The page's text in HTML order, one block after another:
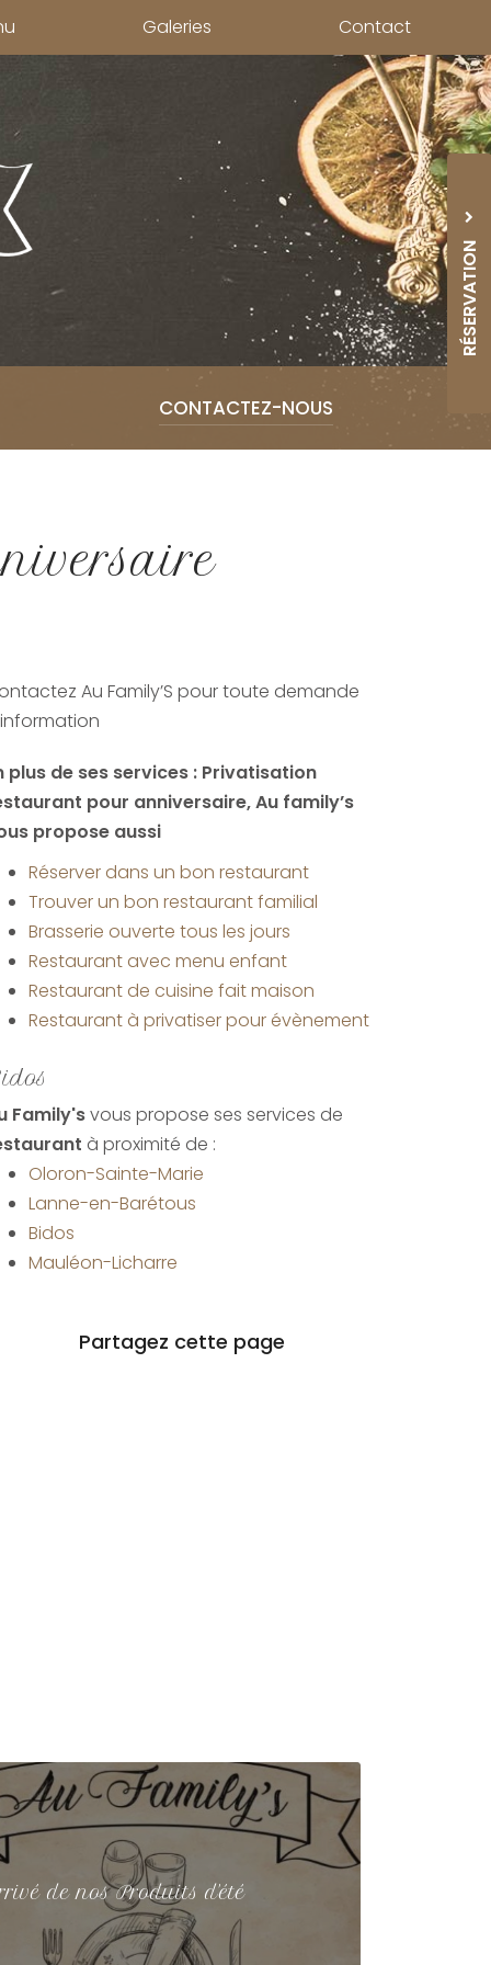
Galeries Contact
CONTACTEZ-NOUS
Au Family’S pour toute demande
plus de ses services : Privatisation
pour anniversaire, Au family’s
propose aussi
Réserver dans un bon restaurant
Trouver un bon restaurant familial
Brasserie ouverte tous les jours
Restaurant avec menu enfant
Restaurant de cuisine fait maison
Restaurant à privatiser pour évènement
Family'svous propose ses services de
à proximité de :
Oloron-Sainte-Marie
Lanne-en-Barétous
Bidos
Mauléon-Licharre
de nos Produits d'été
RÉSERVATION
05